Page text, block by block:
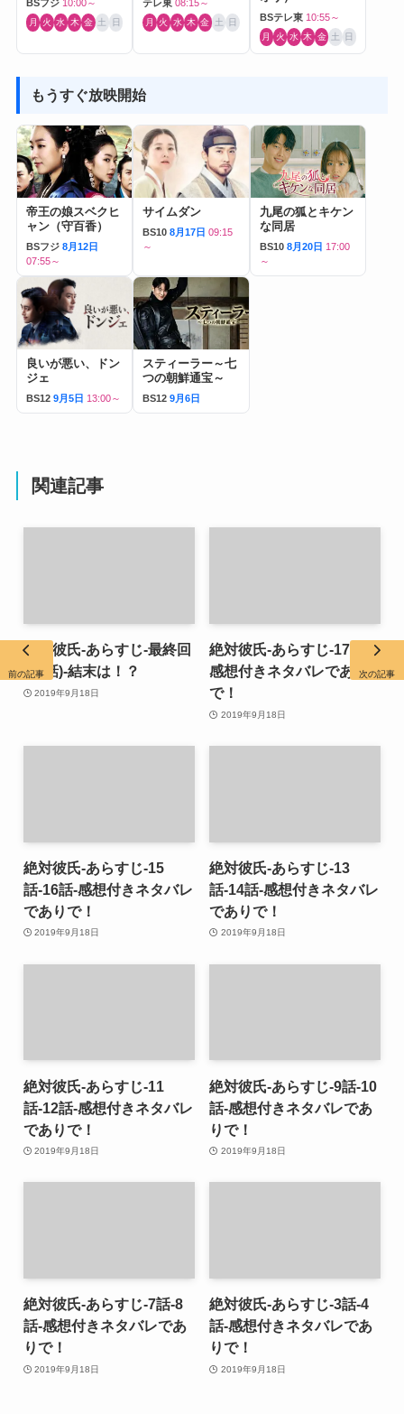
BSフジ 10:00～
月 火 水 木 金 土 日
テレ東 08:15～
月 火 水 木 金 土 日 BSテレ東 10:55～
月 火 水 木 金 土 日
もうすぐ放映開始
帝王の娘スベクヒ
ャン（守百香）
BSフジ 8月12日
07:55～
サイムダン
BS10 8月17日 09:15
～
九尾の狐とキケン
な同居
BS10 8月20日 17:00
～
良いが悪い、ドン
ジェ
BS12 9月5日 13:00～
スティーラー～七
つの朝鮮通宝～
BS12 9月6日
関連記事
絶対彼氏-あらすじ-最終回
(18話)-結末は！？
2019年9月18日
絶対彼氏-あらすじ-17話-
感想付きネタバレであり
で！
2019年9月18日
絶対彼氏-あらすじ-15
話-16話-感想付きネタバレ
でありで！
2019年9月18日
絶対彼氏-あらすじ-13
話-14話-感想付きネタバレ
でありで！
2019年9月18日
絶対彼氏-あらすじ-11
話-12話-感想付きネタバレ
でありで！
2019年9月18日
絶対彼氏-あらすじ-9話-10
話-感想付きネタバレであ
りで！
2019年9月18日
絶対彼氏-あらすじ-7話-8
話-感想付きネタバレであ
りで！
2019年9月18日
絶対彼氏-あらすじ-3話-4
話-感想付きネタバレであ
りで！
2019年9月18日
前の記事 次の記事